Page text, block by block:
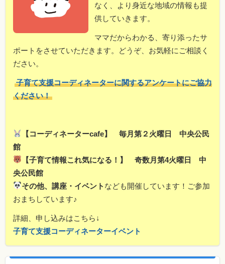
なく、より身近な地域の情報も提
供していきます。
ママだからわかる、寄り添ったサ
ポートをさせていただきます。どうぞ、お気軽にご相談く
ださい。
子育て支援コーディネーターに関するアンケートにご協力
ください！
【コーディネーターcafe】 毎月第２火曜日 中央公民
館
【子育て情報これ気になる！】 奇数月第4火曜日 中
央公民館
その他、講座・イベント なども開催しています！ご参加
おまちしています♪
詳細、申し込みはこちら↓
子育て支援コーディネーターイベント